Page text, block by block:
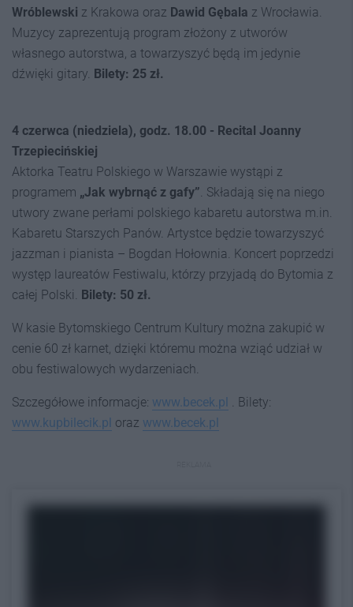
Wróblewski z Krakowa oraz Dawid Gębala z Wrocławia.
Muzycy zaprezentują program złożony z utworów
własnego autorstwa, a towarzyszyć będą im jedynie
dźwięki gitary. Bilety: 25 zł.
4 czerwca (niedziela), godz. 18.00 - Recital Joanny
Trzepiecińskiej
Aktorka Teatru Polskiego w Warszawie wystąpi z
programem „Jak wybrnąć z gafy” . Składają się na niego
utwory zwane perłami polskiego kabaretu autorstwa m.in.
Kabaretu Starszych Panów. Artystce będzie towarzyszyć
jazzman i pianista – Bogdan Hołownia. Koncert poprzedzi
występ laureatów Festiwalu, którzy przyjadą do Bytomia z
całej Polski. Bilety: 50 zł.
W kasie Bytomskiego Centrum Kultury można zakupić w
cenie 60 zł karnet, dzięki któremu można wziąć udział w
obu festiwalowych wydarzeniach.
Szczegółowe informacje: www.becek.pl . Bilety:
www.kupbilecik.pl oraz www.becek.pl